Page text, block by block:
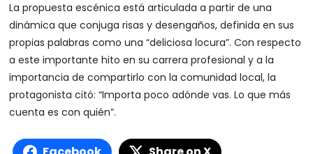
La propuesta escénica está articulada a partir de una
dinámica que conjuga risas y desengaños, definida en sus
propias palabras como una “deliciosa locura”. Con respecto
a este importante hito en su carrera profesional y a la
importancia de compartirlo con la comunidad local, la
protagonista citó: “Importa poco adónde vas. Lo que más
cuenta es con quién”.